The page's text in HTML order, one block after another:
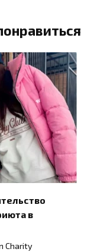
в
Charity